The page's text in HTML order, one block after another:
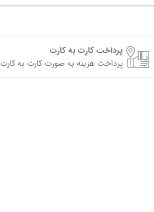
پرداخت کارت به کارت
پرداخت هزینه به صورت کارت به کارت